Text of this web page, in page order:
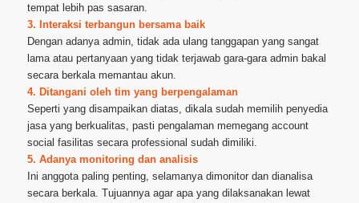
tempat lebih pas sasaran.
3. Interaksi terbangun bersama baik
Dengan adanya admin, tidak ada ulang tanggapan yang sangat
lama atau pertanyaan yang tidak terjawab gara-gara admin bakal
secara berkala memantau akun.
4. Ditangani oleh tim yang berpengalaman
Seperti yang disampaikan diatas, dikala sudah memilih penyedia
jasa yang berkualitas, pasti pengalaman memegang account
social fasilitas secara professional sudah dimiliki.
5. Adanya monitoring dan analisis
Ini anggota paling penting, selamanya dimonitor dan dianalisa
secara berkala. Tujuannya agar apa yang dilaksanakan lewat